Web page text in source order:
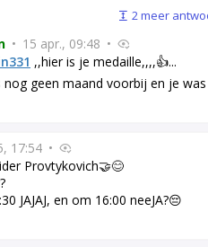
2 meer
• 15 apr., 09:48 •
,,hier is je medaille,,,,👍...
nog geen maand voorbij en je
17:54 •
Provtykovich🤝😊
JAJAJ, en om 16:00 neeJA?😔